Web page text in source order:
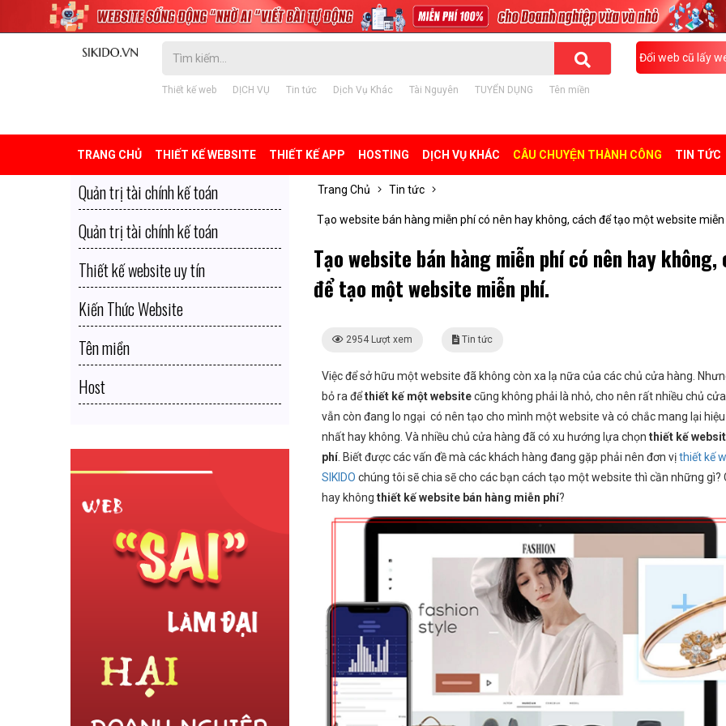
Thiết kế web DỊCH VỤ Tin tức Dịch Vụ Khác Tài Nguyên TUYỂN DỤNG Tên miền
Đổi web cũ lấy
TRANG CHỦ THIẾT KẾ WEBSITE THIẾT KẾ APP HOSTING DỊCH VỤ KHÁC CÂU CHUYỆN THÀNH CÔNG TIN TỨC
Quản trị tài chính kế toán
Quản trị tài chính kế toán
Thiết kế website uy tín
Kiến Thức Website
Tên miền
Host
Trang Chủ Tin tức
Tạo website bán hàng miễn phí có nên hay không, cách để tạo một website miễn
Tạo website bán hàng miễn phí có nên hay không,
để tạo một website miễn phí.
2954 Lượt xem Tin tức
Việc để sở hữu một website đã không còn xa lạ nữa của các chủ cửa hàng.
bỏ ra đểthiết kế một websitecũng không phải là nhỏ, cho nên rất nhiều chủ
vẫn còn đang lo ngại có nên tạo cho mình một website và có chắc mang lại
nhất hay không. Và nhiều chủ cửa hàng đã có xu hướng lựa chọn thiết kế
phí. Biết được các vấn đề mà các khách hàng đang gặp phải nên đơn vịthiết kế
SIKIDO chúng tôi sẽ chia sẽ cho các bạn cách tạo một website thì cần những gì?
hay không thiết kế website bán hàng miễn phí?
Bận “Bù Đầu” Với Con Cái Và Công Việc
2 Tháng 27 Ngày Vượt Qua “Ám Ảnh”
Từ Ý định dừng hoạt động thành Mở
truyền thống sang online của chủ